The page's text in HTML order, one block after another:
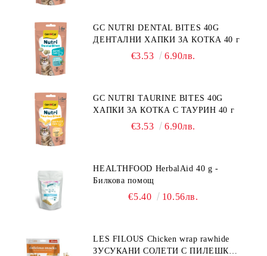
GC NUTRI DENTAL BITES 40G
ДЕНТАЛНИ ХАПКИ ЗА КОТКА 40 г
€3.53 6.90лв.
GC NUTRI TAURINE BITES 40G
ХАПКИ ЗА КОТКА С ТАУРИН 40 г
€3.53 6.90лв.
HEALTHFOOD HerbalAid 40 g -
Билкова помощ
€5.40 10.56лв.
LES FILOUS Chicken wrap rawhide
ЗУСУКАНИ СОЛЕТИ С ПИЛЕШКО,